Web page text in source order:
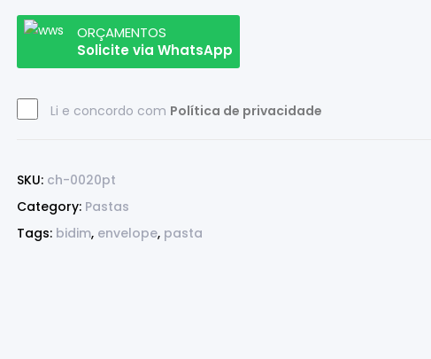
ORÇAMENTOS
Solicite via WhatsApp
Li e concordo com Política de privacidade
SKU: ch-0020pt
Category: Pastas
Tags: bidim, envelope, pasta